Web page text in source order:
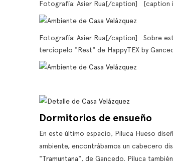
Elegant Today… and
Ten Years from Now
Stripes, geometric
patterns, florals, or the
winning combination of
green and blue. We present
An escape to
has designed Casa
the new corner
textile brand: a
inspired by...
Fotografía: Asier Rua[/caption] [caption
Fotografía: Asier Rua[/caption] Sobre
terciopelo "Rest" de HappyTEX by
Dormitorios de ensueño
En este último espacio, Piluca Hueso
ambiente, encontrábamos un cabecero
"Tramuntana", de Gancedo. Piluca